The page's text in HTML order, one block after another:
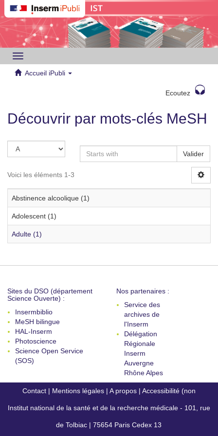
Toggle
navigation
Accueil iPubli
Ecoutez
Découvrir par mots-clés MeSH
Valider
Voici les éléments 1-3
Abstinence alcoolique (1)
Adolescent (1)
Adulte (1)
Sites du DSO (département
Science Ouverte) :
Insermbiblio
MeSH bilingue
HAL-Inserm
Photoscience
Science Open Service
(SOS)
Nos partenaires :
Service des
archives de
l'Inserm
Délégation
Régionale
Inserm
Auvergne
Rhône Alpes
Contact | Mentions légales | A propos | Accessibilité (non
conforme)
Institut national de la santé et de la recherche médicale - 101, rue
de Tolbiac | 75654 Paris Cedex 13